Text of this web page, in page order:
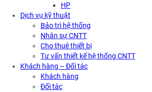
HP
Dịch vụ kỹ thuật
Bảo trì hệ thống
Nhân sự CNTT
Cho thuê thiết bị
Tư vấn thiết kế hệ thống CNTT
Khách hàng – Đối tác
Khách hàng
Đối tác